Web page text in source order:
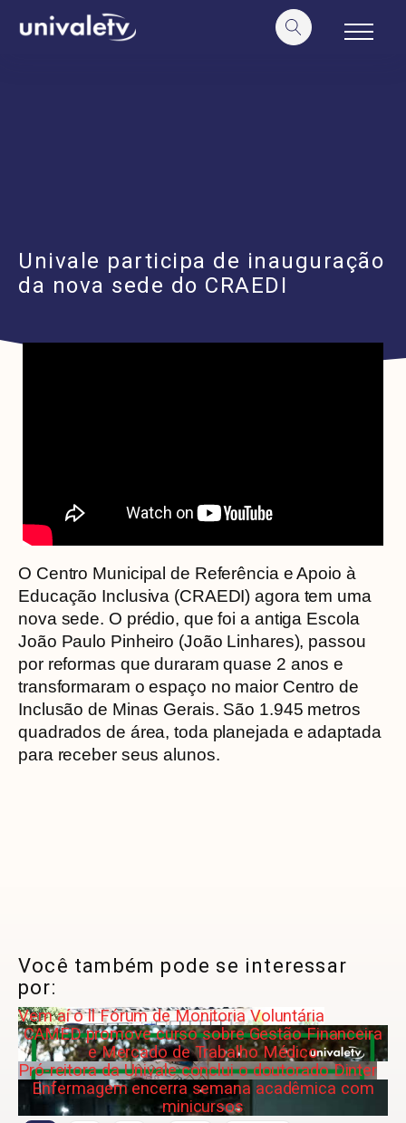
conteúdo
Univale participa de inauguração
da nova sede do CRAEDI
O Centro Municipal de Referência e Apoio à
Educação Inclusiva (CRAEDI) agora tem uma
nova sede. O prédio, que foi a antiga Escola
João Paulo Pinheiro (João Linhares), passou
por reformas que duraram quase 2 anos e
transformaram o espaço no maior Centro de
Inclusão de Minas Gerais. São 1.945 metros
quadrados de área, toda planejada e adaptada
para receber seus alunos.
Você também pode se interessar
por:
Vem aí o ll Fórum de Monitoria Voluntária
CAMED promove curso sobre Gestão Financeira
e Mercado de Trabalho Médico
Pró-reitora da Univale conclui o doutorado Dinter
Enfermagem encerra semana acadêmica com
minicursos